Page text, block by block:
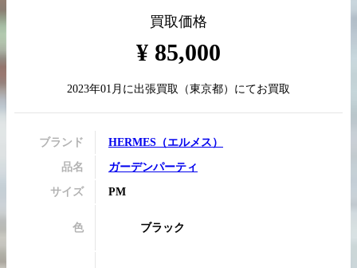
買取価格
¥ 85,000
2023年01月 に出張買取 （東京都）にてお買取
ブランド HERMES （エルメス ）
品名 ガーデンパーティ
サイズ PM
色 ブラック